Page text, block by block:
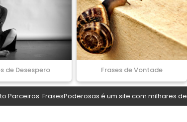
de Desespero Frases de Vontade
Parceiros FrasesPoderosas é um site com milhares